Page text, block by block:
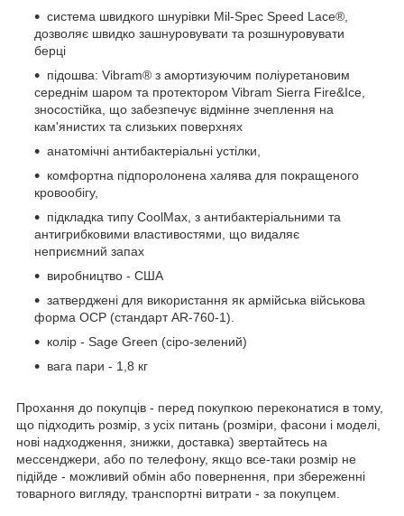
система швидкого шнурівки Mil-Spec Speed ​​Lace®,
дозволяє швидко зашнуровувати та розшнуровувати
берці
підошва: Vibram® з амортизуючим поліуретановим
середнім шаром та протектором Vibram Sierra Fire&Ice,
зносостійка, що забезпечує відмінне зчеплення на
кам'янистих та слизьких поверхнях
анатомічні антибактеріальні устілки,
комфортна підпоролонена халява для покращеного
кровообігу,
підкладка типу CoolMax, з антибактеріальними та
антигрибковими властивостями, що видаляє
неприємний запах
виробництво - США
затверджені для використання як армійська військова
форма OCP (стандарт AR-760-1).
колір - Sage Green (сіро-зелений)
вага пари - 1,8 кг
Прохання до покупців - перед покупкою переконатися в тому,
що підходить розмір, з усіх питань (розміри, фасони і моделі,
нові надходження, знижки, доставка) звертайтесь на
мессенджери, або по телефону, якщо все-таки розмір не
підійде - можливий обмін або повернення, при збереженні
товарного вигляду, транспортні витрати - за покупцем.